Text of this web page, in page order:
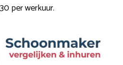
per werkuur.